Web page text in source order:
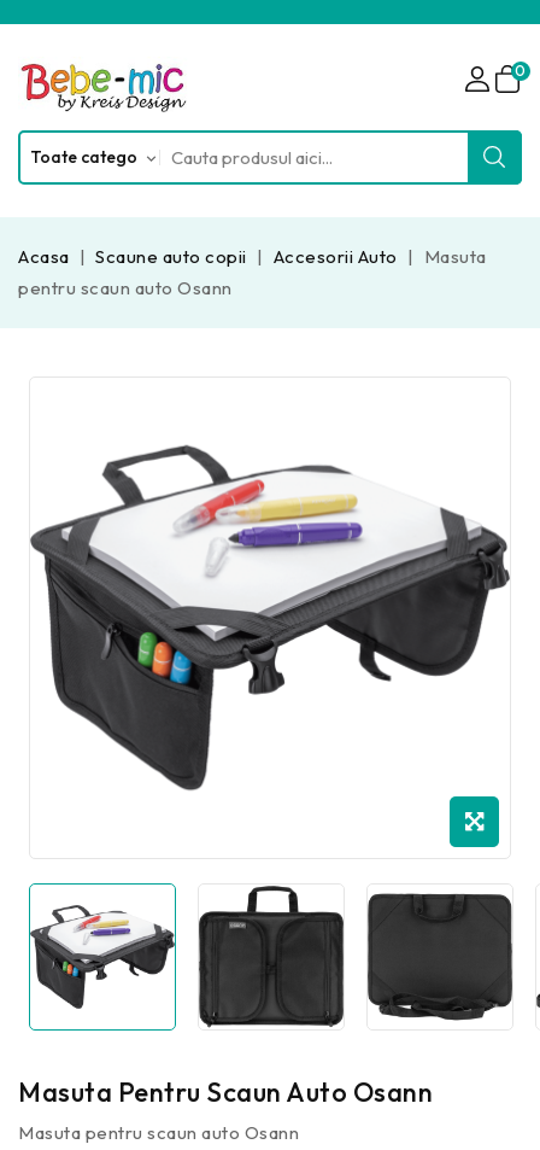
0
Acasa Scaune auto copii Accesorii Auto
Masuta
pentru scaun auto Osann
Masuta Pentru Scaun Auto Osann
Masuta pentru scaun auto Osann